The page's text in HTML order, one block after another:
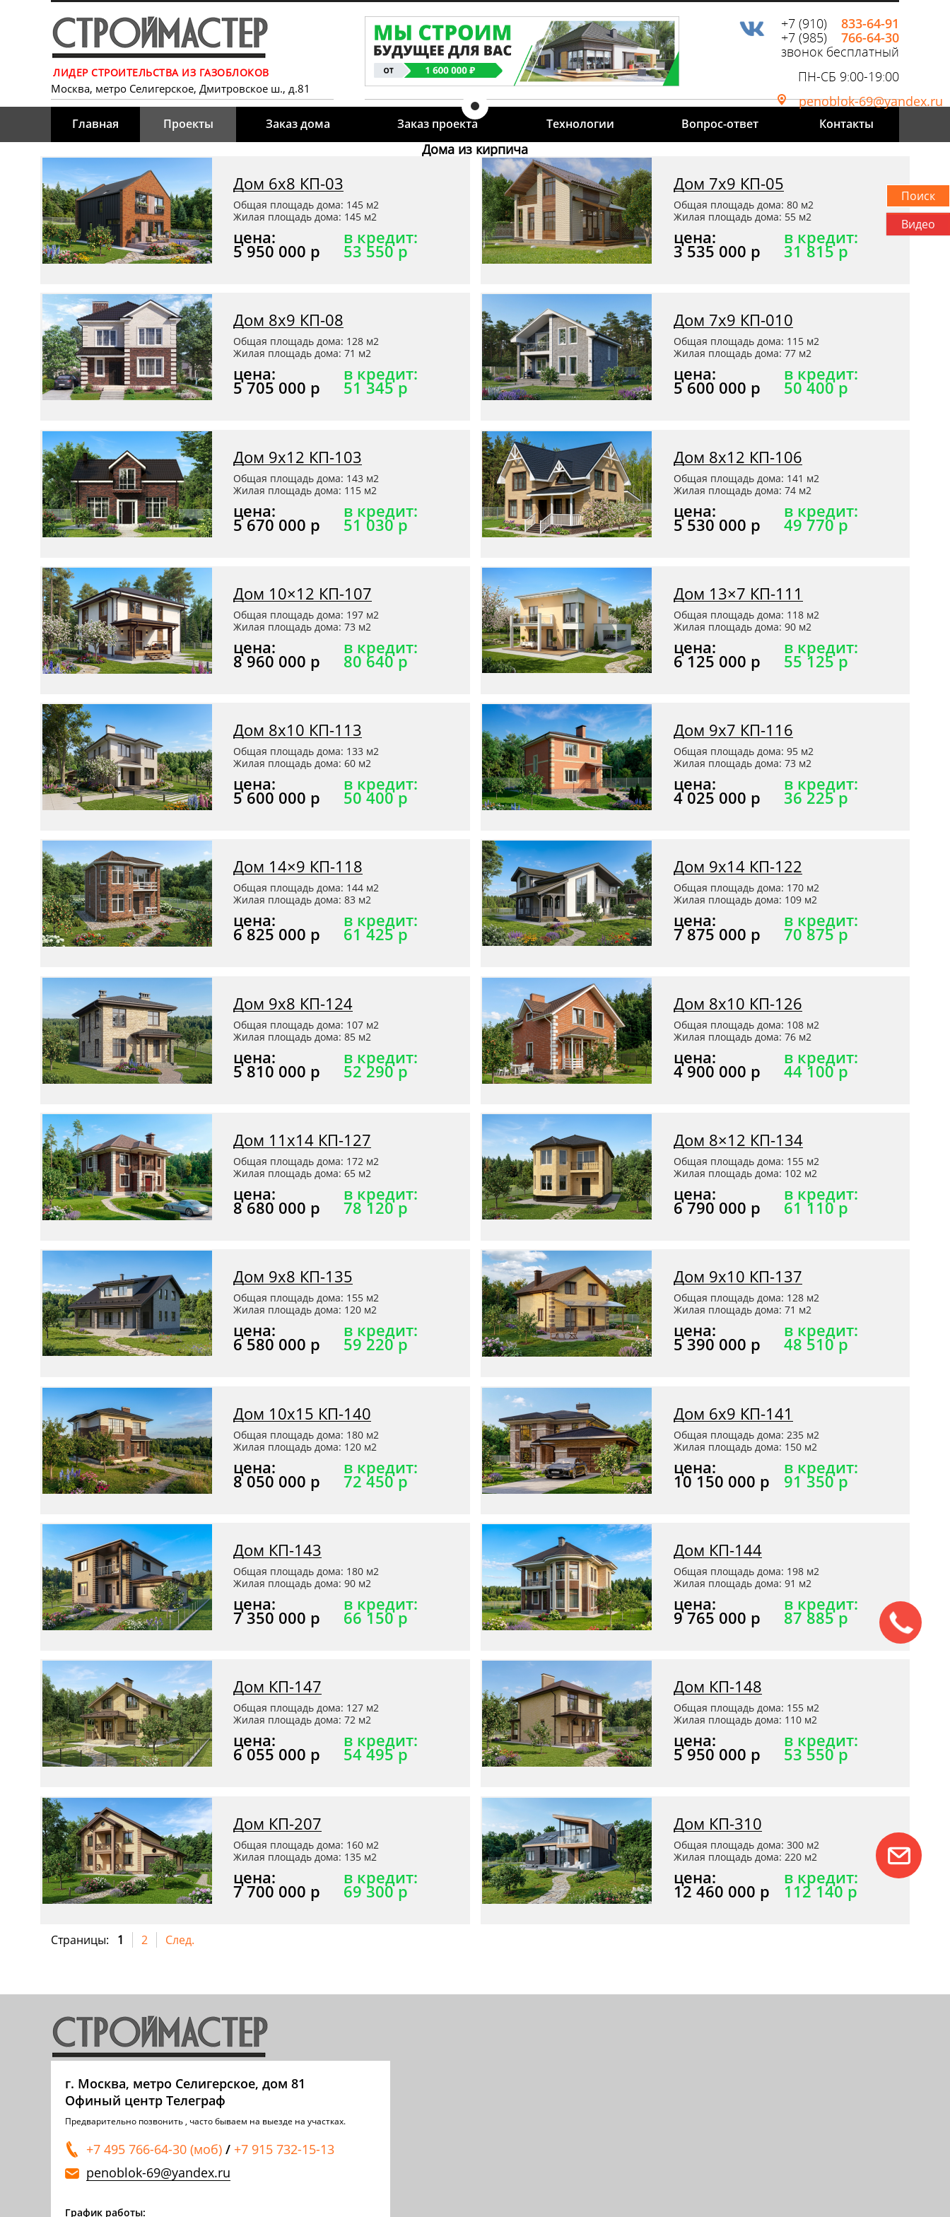
ЛИДЕР СТРОИТЕЛЬСТВА ИЗ ГАЗОБЛОКОВ
Москва, метро Селигерское, Дмитровское ш., д.81
+7 (910)
833-64-91
+7 (985)
766-64-30
звонок бесплатный
ПН-СБ 9:00-19:00
penoblok-69@yandex.ru
Главная Проекты Заказ дома Заказ проекта Технологии Вопрос-ответ Контакты
Видео
Дома из кирпича
Дом 6х8 КП-03
Общая площадь дома: 145 м2
Жилая площадь дома: 145 м2
цена:
5 950 000 р
в кредит:
53 550 р
Дом 7х9 КП-05
Общая площадь дома: 80 м2
Жилая площадь дома: 55 м2
цена:
3 535 000 р
в кредит:
31 815 р
Дом 8х9 КП-08
Общая площадь дома: 128 м2
Жилая площадь дома: 71 м2
цена:
5 705 000 р
в кредит:
51 345 р
Дом 7x9 КП-010
Общая площадь дома: 115 м2
Жилая площадь дома: 77 м2
цена:
5 600 000 р
в кредит:
50 400 р
Дом 9х12 КП-103
Общая площадь дома: 143 м2
Жилая площадь дома: 115 м2
цена:
5 670 000 р
в кредит:
51 030 р
Дом 8х12 КП-106
Общая площадь дома: 141 м2
Жилая площадь дома: 74 м2
цена:
5 530 000 р
в кредит:
49 770 р
Дом 10×12 КП-107
Общая площадь дома: 197 м2
Жилая площадь дома: 73 м2
цена:
8 960 000 р
в кредит:
80 640 р
Дом 13×7 КП-111
Общая площадь дома: 118 м2
Жилая площадь дома: 90 м2
цена:
6 125 000 р
в кредит:
55 125 р
Дом 8x10 КП-113
Общая площадь дома: 133 м2
Жилая площадь дома: 60 м2
цена:
5 600 000 р
в кредит:
50 400 р
Дом 9х7 КП-116
Общая площадь дома: 95 м2
Жилая площадь дома: 73 м2
цена:
4 025 000 р
в кредит:
36 225 р
Дом 14×9 КП-118
Общая площадь дома: 144 м2
Жилая площадь дома: 83 м2
цена:
6 825 000 р
в кредит:
61 425 р
Дом 9х14 КП-122
Общая площадь дома: 170 м2
Жилая площадь дома: 109 м2
цена:
7 875 000 р
в кредит:
70 875 р
Дом 9x8 КП-124
Общая площадь дома: 107 м2
Жилая площадь дома: 85 м2
цена:
5 810 000 р
в кредит:
52 290 р
Дом 8х10 КП-126
Общая площадь дома: 108 м2
Жилая площадь дома: 76 м2
цена:
4 900 000 р
в кредит:
44 100 р
Дом 11х14 КП-127
Общая площадь дома: 172 м2
Жилая площадь дома: 65 м2
цена:
8 680 000 р
в кредит:
78 120 р
Дом 8×12 КП-134
Общая площадь дома: 155 м2
Жилая площадь дома: 102 м2
цена:
6 790 000 р
в кредит:
61 110 р
Дом 9х8 КП-135
Общая площадь дома: 155 м2
Жилая площадь дома: 120 м2
цена:
6 580 000 р
в кредит:
59 220 р
Дом 9x10 КП-137
Общая площадь дома: 128 м2
Жилая площадь дома: 71 м2
цена:
5 390 000 р
в кредит:
48 510 р
Дом 10х15 КП-140
Общая площадь дома: 180 м2
Жилая площадь дома: 120 м2
цена:
8 050 000 р
в кредит:
72 450 р
Дом 6х9 КП-141
Общая площадь дома: 235 м2
Жилая площадь дома: 150 м2
цена:
10 150 000 р
в кредит:
91 350 р
Дом КП-143
Общая площадь дома: 180 м2
Жилая площадь дома: 90 м2
цена:
7 350 000 р
в кредит:
66 150 р
Дом КП-144
Общая площадь дома: 198 м2
Жилая площадь дома: 91 м2
цена:
9 765 000 р
в кредит:
87 885 р
Дом КП-147
Общая площадь дома: 127 м2
Жилая площадь дома: 72 м2
цена:
6 055 000 р
в кредит:
54 495 р
Дом КП-148
Общая площадь дома: 155 м2
Жилая площадь дома: 110 м2
цена:
5 950 000 р
в кредит:
53 550 р
Дом КП-207
Общая площадь дома: 160 м2
Жилая площадь дома: 135 м2
цена:
7 700 000 р
в кредит:
69 300 р
Дом КП-310
Общая площадь дома: 300 м2
Жилая площадь дома: 220 м2
цена:
12 460 000 р
в кредит:
112 140 р
Страницы: 1 2 След.
г. Москва, метро Селигерское, дом 81
Офиный центр Телеграф
Предварительно позвонить , часто бываем на выезде на участках.
+7 495 766-64-30 (моб) / +7 915 732-15-13
penoblok-69@yandex.ru
График работы: